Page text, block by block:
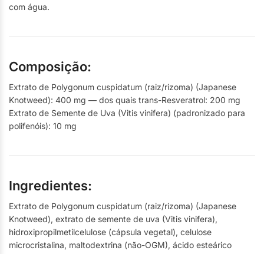
com água.
Composição:
Extrato de Polygonum cuspidatum (raiz/rizoma) (Japanese
Knotweed): 400 mg — dos quais trans-Resveratrol: 200 mg
Extrato de Semente de Uva (Vitis vinifera) (padronizado para
polifenóis): 10 mg
Ingredientes:
Extrato de Polygonum cuspidatum (raiz/rizoma) (Japanese
Knotweed), extrato de semente de uva (Vitis vinifera),
hidroxipropilmetilcelulose (cápsula vegetal), celulose
microcristalina, maltodextrina (não-OGM), ácido esteárico